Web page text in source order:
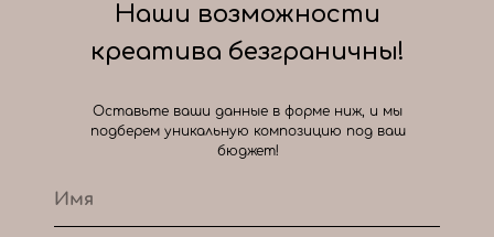
Наши возможности
креатива безграничны!
Оставьте ваши данные в форме ниж, и мы
подберем уникальную композицию под ваш
бюджет!